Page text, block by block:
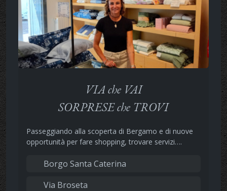
VIA che VAI
SORPRESE che TROVI
Passeggiando alla scoperta di Bergamo e di nuove
opportunità per fare shopping, trovare servizi….
Borgo Santa Caterina
Via Broseta